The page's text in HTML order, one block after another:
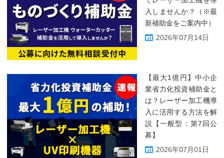
入しませんか？（※最
新補助金をご案内中）
2026年07月14日
【最大1億円】中小企
業省力化投資補助金と
は？レーザー加工機導
入に活用する方法を解
説【一般型：第7回公
募】
2026年07月01日